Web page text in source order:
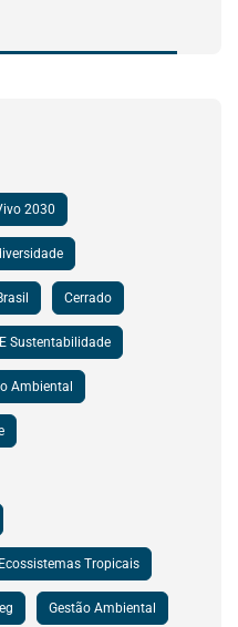
2030
Cerrado
Sustentabilidade
Ambiental
Ecossistemas Tropicais
Gestão Ambiental